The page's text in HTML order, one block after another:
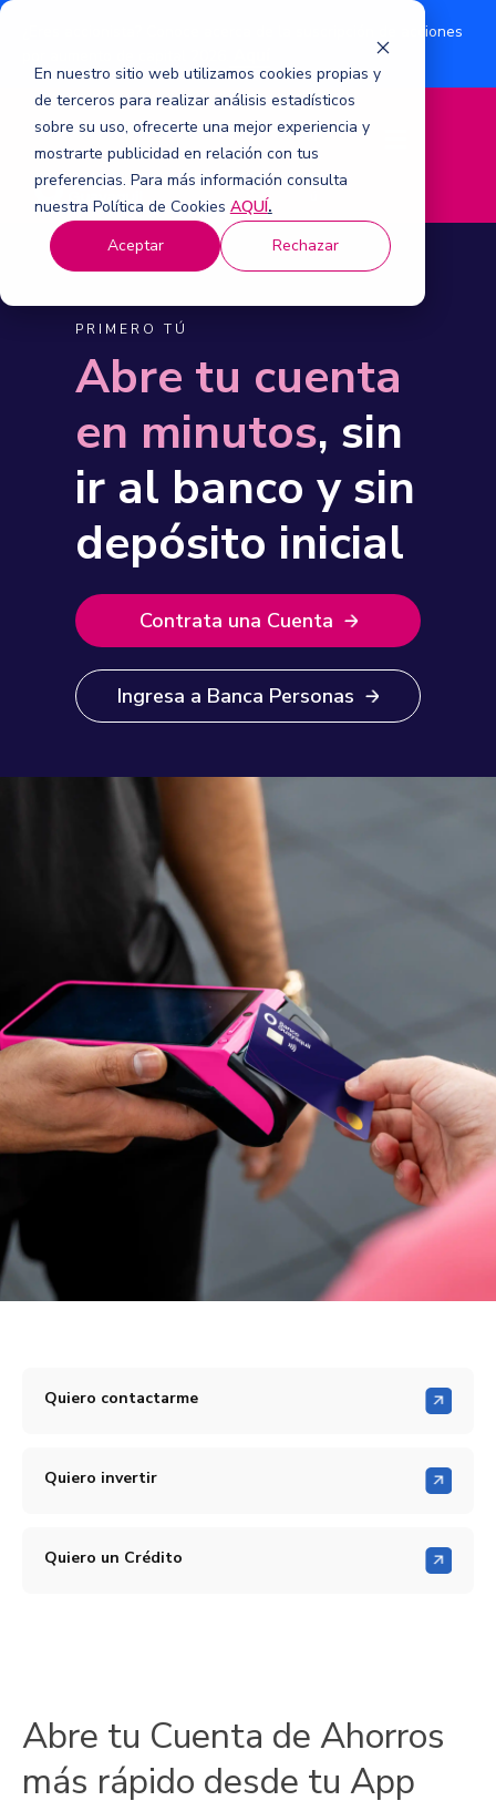
En nuestro sitio web utilizamos cookies propias y
de terceros para realizar análisis estadísticos
sobre su uso, ofrecerte una mejor experiencia y
mostrarte publicidad en relación con tus
preferencias. Para más información consulta
nuestra Política de Cookies AQUÍ.
Aceptar
Rechazar
¿Eres accionista? Conoce acerca de la suscripción de acciones
M
e
n
PRIMERO TÚ
Abre tu cuenta
en minutos, sin
ir al banco y sin
depósito inicial
Contrata una Cuenta
Ingresa a Banca Personas
Quiero contactarme
Quiero invertir
Quiero un Crédito
Abre tu Cuenta de Ahorros
más rápido desde tu App